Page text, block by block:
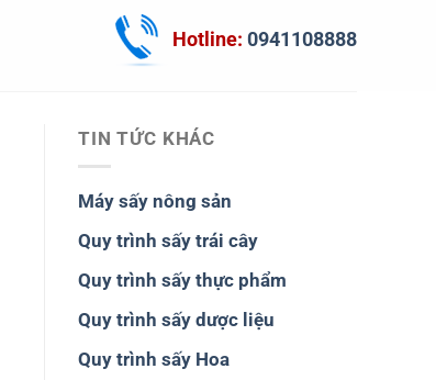
Hotline: 0941108888
TIN TỨC KHÁC
Máy sấy nông sản
Quy trình sấy trái cây
Quy trình sấy thực phẩm
Quy trình sấy dược liệu
Quy trình sấy Hoa